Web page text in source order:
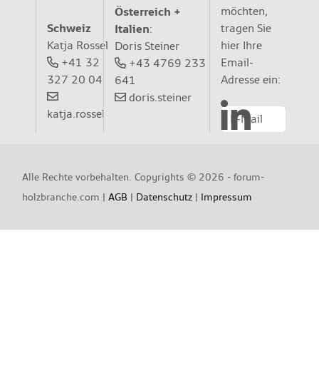
Schweiz
Katja Rossel
+41 32
327 20 04
katja.rossel
Österreich +
Italien:
Doris Steiner
+43 4769 233
641
doris.steiner
möchten,
tragen Sie
hier Ihre
Email-
Adresse ein:
Alle Rechte vorbehalten. Copyrights © 2026 - forum-
holzbranche.com |AGB | Datenschutz | Impressum